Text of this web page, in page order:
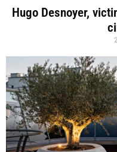
Hugo Desnoyer,